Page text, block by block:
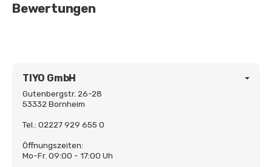
Bewertungen
TIYO GmbH
Gutenbergstr. 26-28
53332 Bornheim
Tel.: 02227 929 655 0
Öffnungszeiten:
Mo-Fr. 09:00 - 17:00 Uh